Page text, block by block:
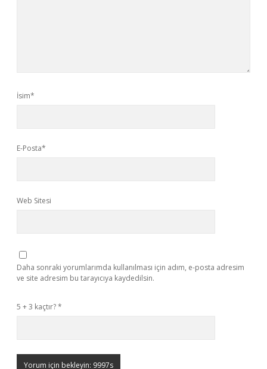
İsim*
E-Posta*
Web Sitesi
Daha sonraki yorumlarımda kullanılması için adım, e-posta adresim
ve site adresim bu tarayıcıya kaydedilsin.
5 + 3 kaçtır?*